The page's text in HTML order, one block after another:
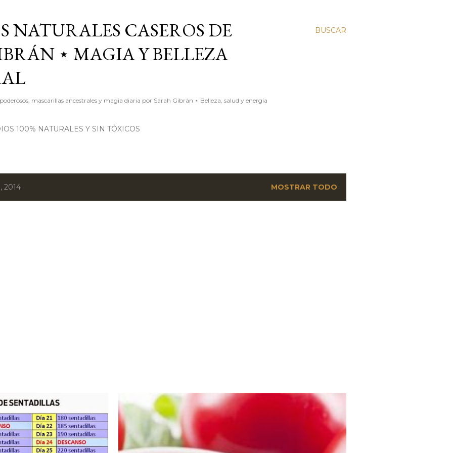
BUSCAR
NATURALES CASEROS DE
⋆ MAGIA Y BELLEZA
mascarillas ancestrales y magia diaria por Sarah Gibrán ⋆ Belleza, salud y energía
100% NATURALES Y SIN TÓXICOS
2014 MOSTRAR TODO